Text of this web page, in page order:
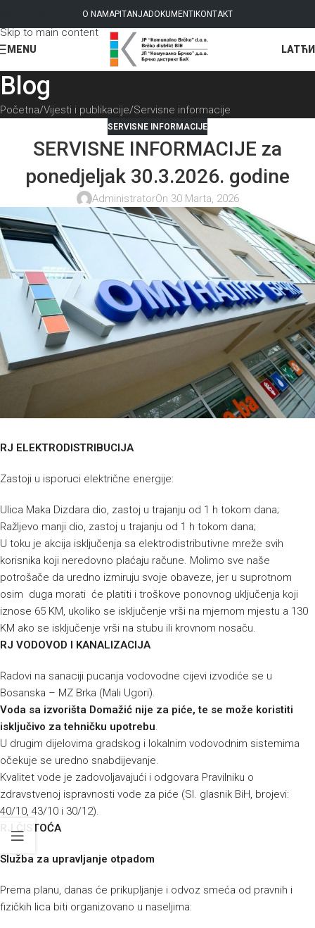
Skip to navigation
Skip to main content
O NAMAPITANJADOKUMENTI KONTAKT
MENU LAT
Blog
Početna Vijesti i publikacije Servisne informacije
SERVISNE INFORMACIJE
SERVISNE INFORMACIJE za
ponedjeljak 30.3.2026. godine
AdministratorOn 30 Marta, 2026
RJ ELEKTRODISTRIBUCIJA
Zastoji u isporuci električne energije:
Ulica Maka Dizdara dio, zastoj u trajanju od 1 h tokom dana;
Ražljevo manji dio, zastoj u trajanju od 1 h tokom dana;
U toku je akcija isključenja sa elektrodistributivne mreže svih
korisnika koji neredovno plaćaju račune. Molimo sve naše
potrošače da uredno izmiruju svoje obaveze, jer u suprotnom
osim duga morati će platiti i troškove ponovnog uključenja koji
iznose 65 KM, ukoliko se isključenje vrši na mjernom mjestu a 130
KM ako se isključenje vrši na stubu ili krovnom nosaču.
RJ VODOVOD I KANALIZACIJA
Radovi na sanaciji pucanja vodovodne cijevi izvodiće se u
Bosanska – MZ Brka (Mali Ugori).
Voda sa izvorišta Domažić nije za piće, te se može koristiti
isključivo za tehničku upotrebu.
U drugim dijelovima gradskog i lokalnim vodovodnim sistemima
očekuje se uredno snabdijevanje.
Kvalitet vode je zadovoljavajući i odgovara Pravilniku o
zdravstvenoj ispravnosti vode za piće (Sl. glasnik BiH, brojevi:
40/10, 43/10 i 30/12).
RJ ČISTOĆA
Služba za upravljanje otpadom
Prema planu, danas će prikupljanje i odvoz smeća od pravnih i
fizičkih lica biti organizovano u naseljima: